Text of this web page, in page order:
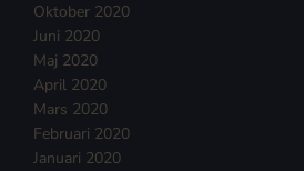
Oktober 2020
Juni 2020
Maj 2020
April 2020
Mars 2020
Februari 2020
Januari 2020